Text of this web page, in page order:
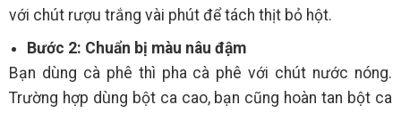
với chút rượu trắng vài phút để tách thịt bỏ hột.
Bước 2: Chuẩn bị màu nâu đậm
Bạn dùng cà phê thì pha cà phê với chút nước nóng.
Trường hợp dùng bột ca cao, bạn cũng hoàn tan bột ca